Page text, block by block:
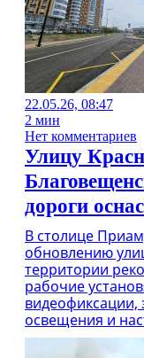
22.05.26, 08:47
2 мин
Нет комментариев
Улицу
дороги
В столице
обновлению
территории
рабочие
видеофиксации,
освещения и